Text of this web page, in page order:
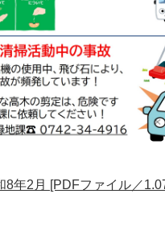
年2月 [PDFファイル／